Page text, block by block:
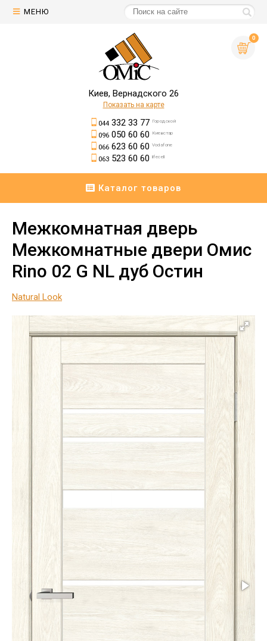
МЕНЮ
0
Киев, Вернадского 26
Показать на карте
044332 33 77 Городской
096050 60 60 Киевстар
066623 60 60 Vodafone
063523 60 60 lifecell
Каталог товаров
Межкомнатная дверь
Межкомнатные двери Омис
Rino 02 G NL дуб Остин
Natural Look